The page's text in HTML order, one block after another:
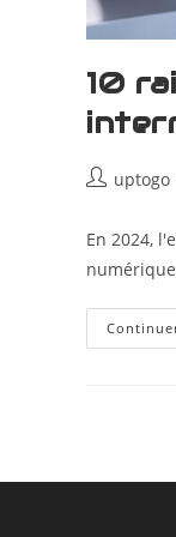
10
uptogo
En 2024,